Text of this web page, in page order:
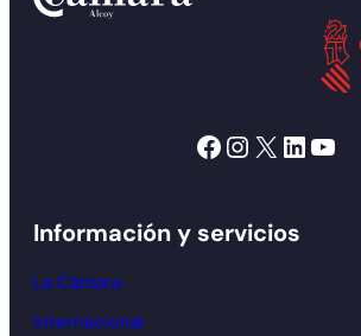
Facebook Instagram X LinkedIn YouTube
Información y servicios
La Cámara
Internacional